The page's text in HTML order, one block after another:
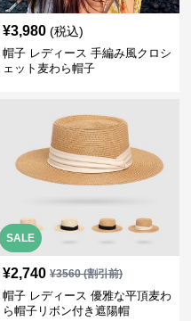
¥3,980 (税込)
帽子 レディース 手編み風クロシ
ェット麦わら帽子
SALE
¥2,740 ¥3560(割引前)
帽子 レディース 優雅な平頂麦わ
ら帽子リボン付き遮陽帽